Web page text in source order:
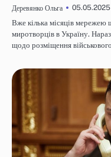
Деревянко Ольга
05.05.2025
Вже кілька місяців мережею
миротворців в Україну.
щодо розміщення